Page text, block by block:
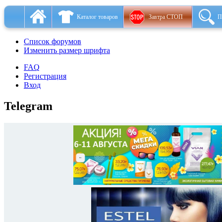
Каталог товаров Завтра СТОП
Список форумов
Изменить размер шрифта
FAQ
Регистрация
Вход
Telegram